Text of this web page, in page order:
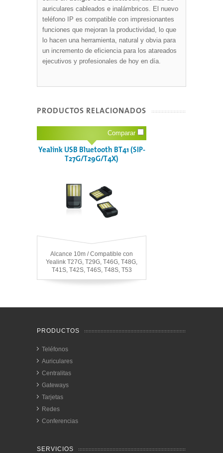
auriculares cableados e inalámbricos. El nuevo
teléfono IP es compatible con impresionantes
funciones que mejoran la productividad, lo que
lo hacen una herramienta, natural y obvia para
un incremento de eficiencia para los atareados
ejecutivos y profesionales de hoy en día.
PRODUCTOS RELACIONADOS
Comparar
Yealink USB Bluetooth BT41 (SIP-
T27G/T29G/T4X)
Alcance 10m / Compatible con
Yealink T27G, T29G, T46G, T48G,
T41S, T42S, T46S, T48S, T53
PRODUCTOS
Teléfonos
Auriculares
Centralitas
Gateways
Tarjetas
Redes
Conferencias
SERVICIOS